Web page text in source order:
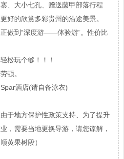
、大小七孔、赠送藤甲部落行程
好的欣赏多彩贵州的沿途美景。
做到“深度游——体验游”。性价比
松玩个够！！！
顿。
酒店(请自备泳衣)
于地方保护性政策支持、为了提升
，需要当地更换导游，请您谅解，
黄果树段）